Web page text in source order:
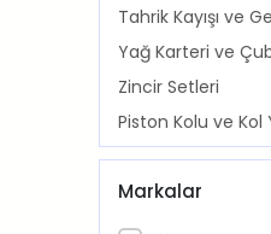
Tahrik Kayışı ve
Yağ Karteri ve
Zincir Setleri
Piston Kolu ve Kol
Conta ve Keçeler
Eksantrik ve Supap
Yağlar ve Antifrizler
Markalar